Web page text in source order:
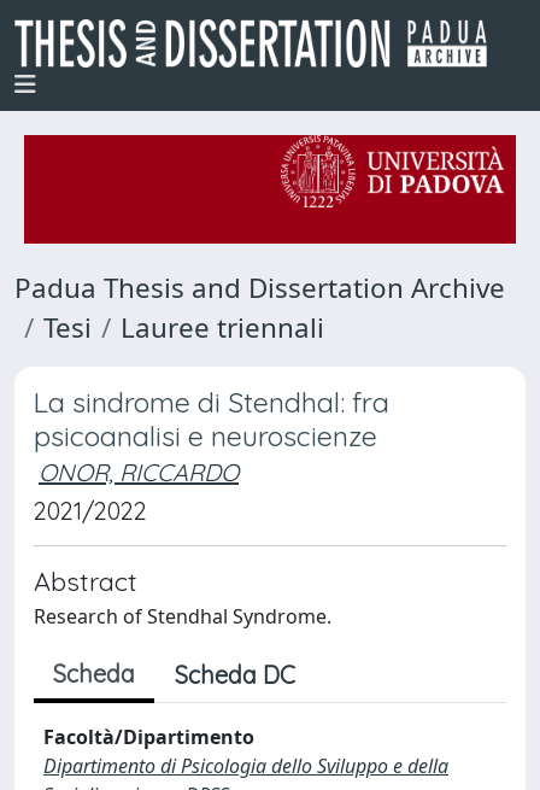
Padua Thesis and Dissertation Archive
Tesi
Lauree triennali
La sindrome di Stendhal: fra
psicoanalisi e neuroscienze
ONOR, RICCARDO
2021/2022
Abstract
Research of Stendhal Syndrome.
Scheda Scheda DC
Facoltà/Dipartimento
Dipartimento di Psicologia dello Sviluppo e della